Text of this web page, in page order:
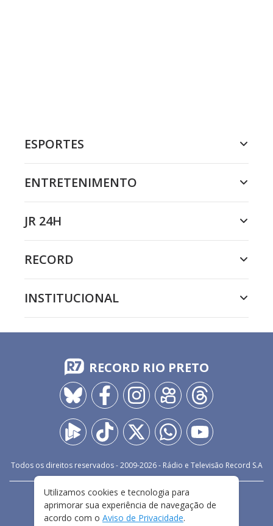
ESPORTES
ENTRETENIMENTO
JR 24H
RECORD
INSTITUCIONAL
RECORD RIO PRETO
Todos os direitos reservados - 2009-2026- Rádio e Televisão Record S.A
FALE CONOSCO
PRIVACIDADE
TERMOS E CONDIÇÕES DE USO
Utilizamos cookies e tecnologia para
aprimorar sua experiência de navegação de
acordo com o Aviso de Privacidade.